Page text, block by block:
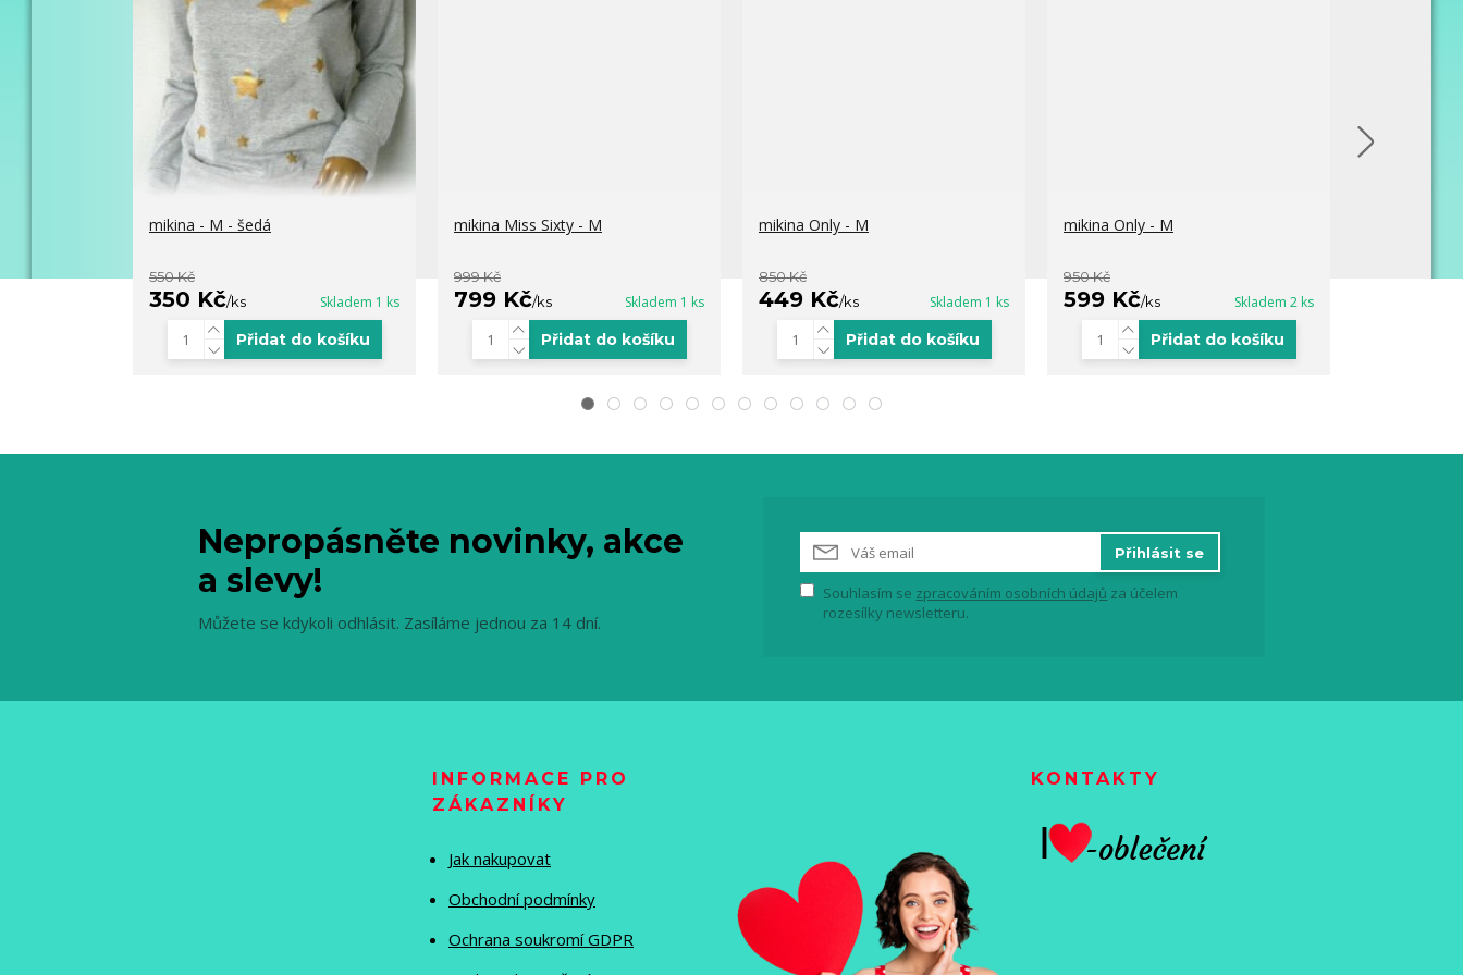
mikina - M - šedá
550 Kč
350 Kč/ks Skladem 1 ks
Přidat do košíku
mikina Miss Sixty - M
999 Kč
799 Kč/ks Skladem 1 ks
Přidat do košíku
mikina Only - M
850 Kč
449 Kč/ks Skladem 1 ks
Přidat do košíku
mikina Only - M
950 Kč
599 Kč/ks Skladem 2 ks
Přidat do košíku
Nepropásněte novinky, akce
a slevy!
Můžete se kdykoli odhlásit. Zasíláme jednou za 14 dní.
Přihlásit se
Souhlasím se zpracováním osobních údajů za účelem
rozesílky newsletteru.
INFORMACE PRO
ZÁKAZNÍKY
Jak nakupovat
Obchodní podmínky
Ochrana soukromí GDPR
KONTAKTY